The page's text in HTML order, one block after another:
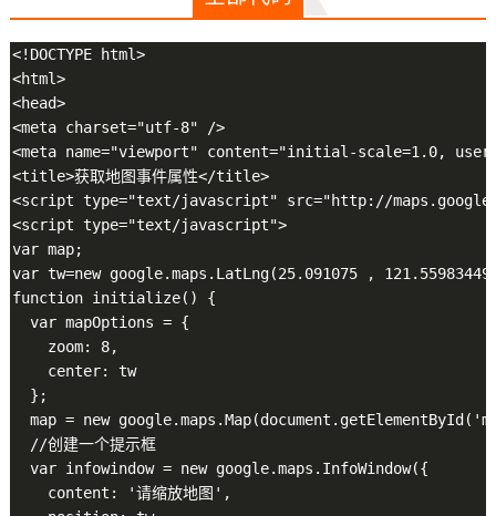
<!DOCTYPE html>
<html>
<head>
<meta charset="utf-8" />
<meta name="viewport" content="initial-scale=1.0,
<title>获取地图事件属性</title>
<script type="text/javascript" src="http://
<script type="text/javascript">
var map;
var tw=new google.maps.LatLng(25.091075 ,
function initialize() {
  var mapOptions = {
    zoom: 8,
    center: tw
  };
map = new
  //创建一个提示框
  var infowindow = new google.maps.InfoWindow({
    content: '请缩放地图',